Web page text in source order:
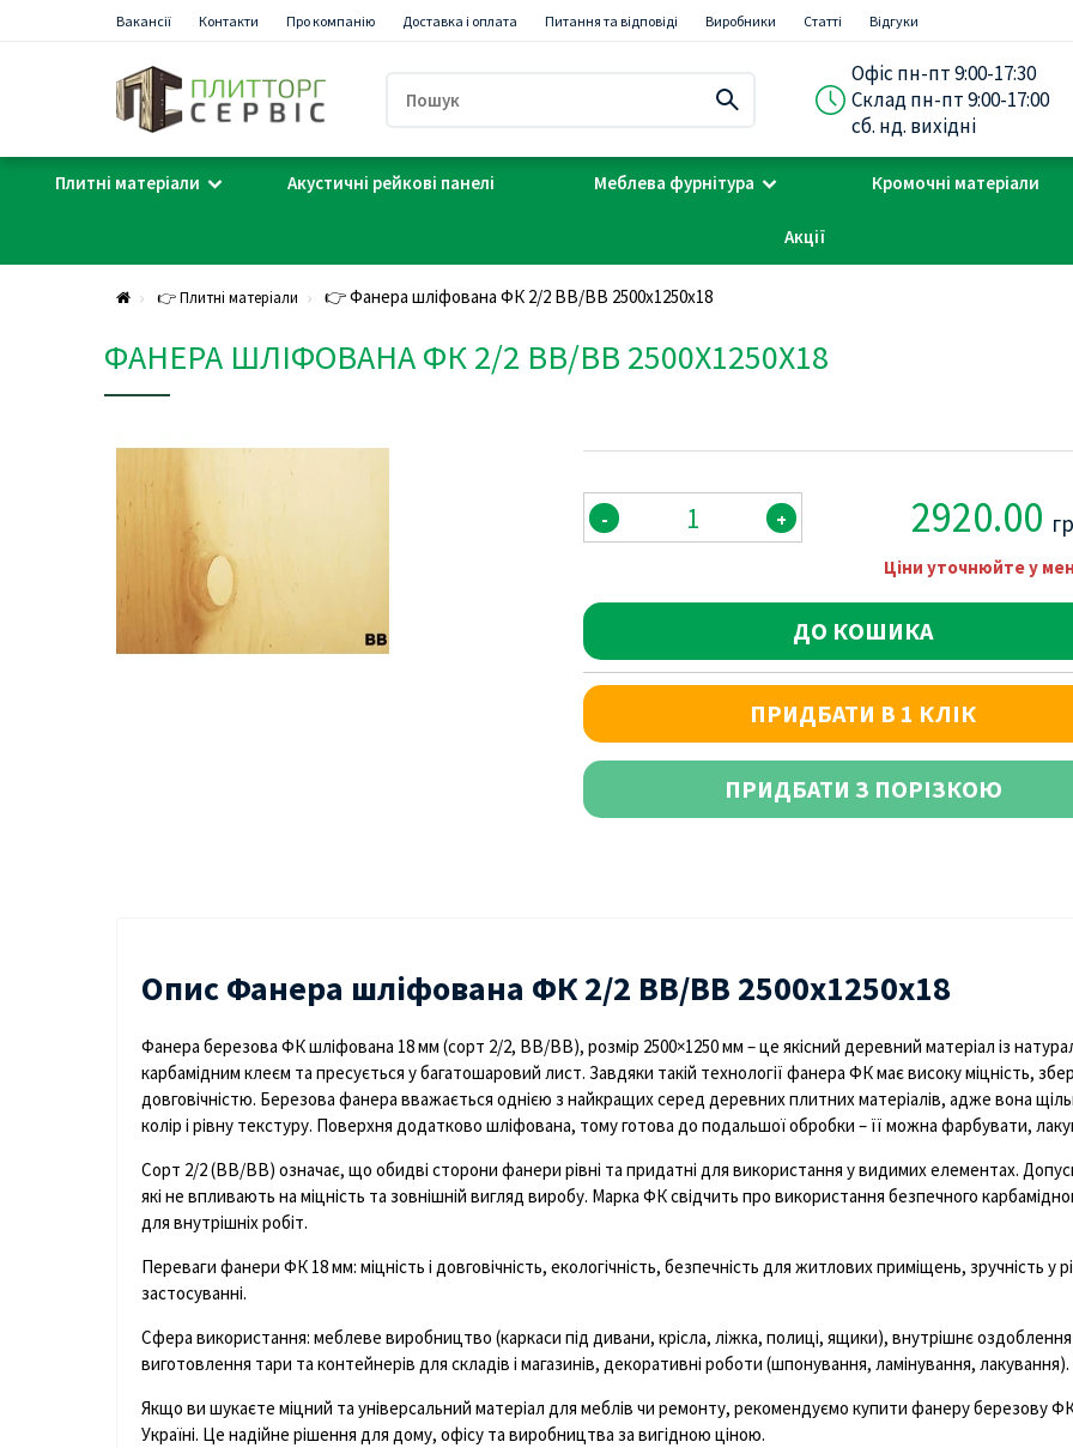
Вакансії Контакти Про компанію Доставка і оплата Питання та відповіді Виробники Статті Відгуки
Офіс пн-пт 9:00-17:30
Склад пн-пт 9:00-17:00
сб. нд. вихідні
Плитні матеріали Акустичні рейкові панелі Меблева фурнітура Кромочні матеріали
Акції
👉 Плитні матеріали 👉 Фанера шліфована ФК 2/2 BB/BB 2500х1250х18
ФАНЕРА ШЛІФОВАНА ФК 2/2 BB/BB 2500Х1250Х18
- + 2920.00
Ціни уточнюйте у
ДО КОШИКА
ПРИДБАТИ В 1 КЛІК
ПРИДБАТИ З ПОРІЗКОЮ
Опис Фанера шліфована ФК 2/2 BB/BB 2500х1250х18
Фанера березова ФК шліфована 18 мм (сорт 2/2, BB/BB), розмір 2500×1250 мм – це якісний деревний матеріал із
карбамідним клеєм та пресується у багатошаровий лист. Завдяки такій технології фанера ФК має високу міцність,
довговічністю. Березова фанера вважається однією з найкращих серед деревних плитних матеріалів, адже вона
колір і рівну текстуру. Поверхня додатково шліфована, тому готова до подальшої обробки – її можна фарбувати,
Сорт 2/2 (BB/BB) означає, що обидві сторони фанери рівні та придатні для використання у видимих елементах.
які не впливають на міцність та зовнішній вигляд виробу. Марка ФК свідчить про використання безпечного
для внутрішніх робіт.
Переваги фанери ФК 18 мм: міцність і довговічність, екологічність, безпечність для житлових приміщень, зручність у
застосуванні.
Сфера використання: меблеве виробництво (каркаси під дивани, крісла, ліжка, полиці, ящики), внутрішнє
виготовлення тари та контейнерів для складів і магазинів, декоративні роботи (шпонування, ламінування, лакування).
Якщо ви шукаєте міцний та універсальний матеріал для меблів чи ремонту, рекомендуємо купити фанеру березову
Україні. Це надійне рішення для дому, офісу та виробництва за вигідною ціною.